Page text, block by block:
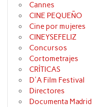
Cannes
CINE PEQUEÑO
Cine por mujeres
CINEYSEFELIZ
Concursos
Cortometrajes
CRÍTICAS
D'A Film Festival
Directores
Documenta Madrid